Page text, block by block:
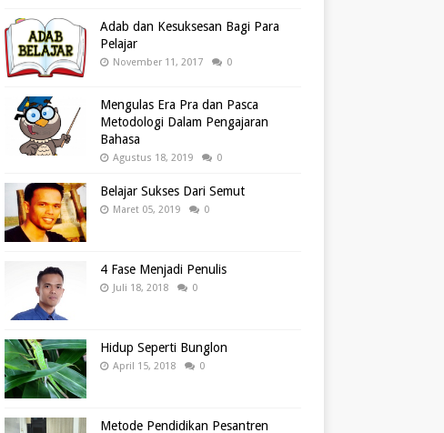
Adab dan Kesuksesan Bagi Para
Pelajar
November 11, 2017 0
Mengulas Era Pra dan Pasca
Metodologi Dalam Pengajaran
Bahasa
Agustus 18, 2019 0
Belajar Sukses Dari Semut
Maret 05, 2019 0
4 Fase Menjadi Penulis
Juli 18, 2018 0
Hidup Seperti Bunglon
April 15, 2018 0
Metode Pendidikan Pesantren